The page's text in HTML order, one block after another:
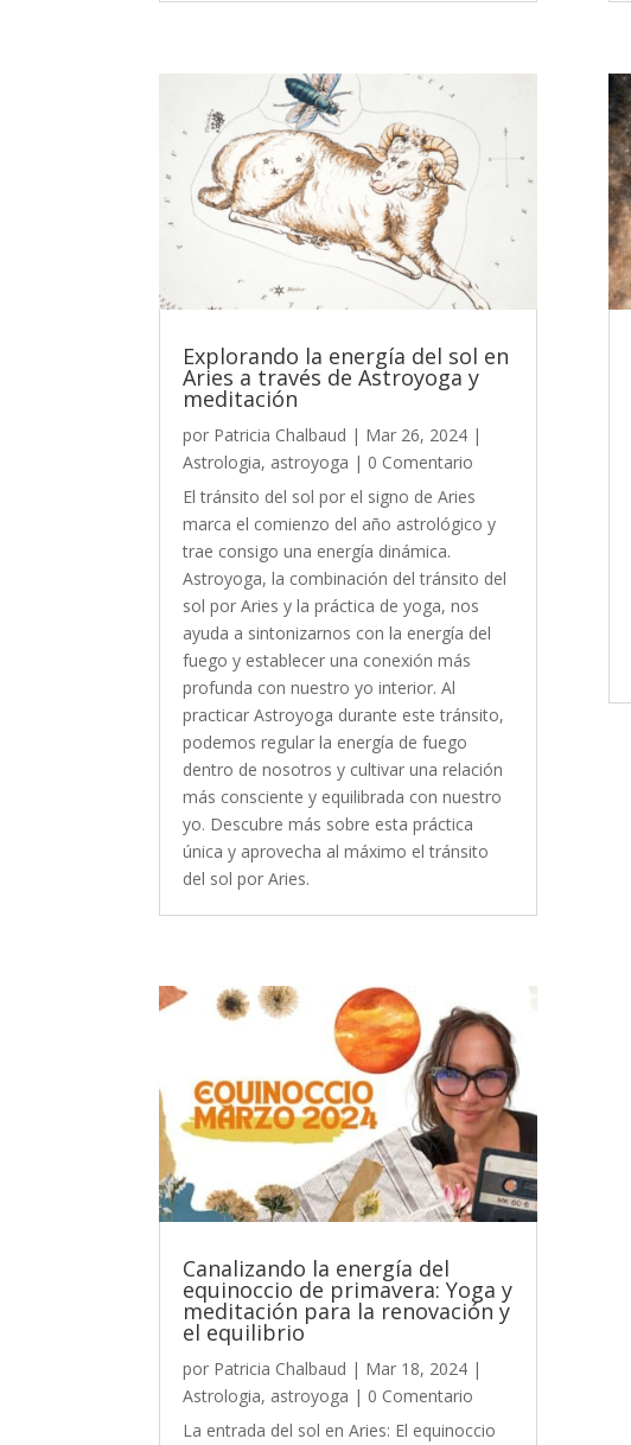
Explorando la energía del sol en
Aries a través de Astroyoga y
meditación
por Patricia Chalbaud | Mar 26, 2024 |
Astrologia, astroyoga | 0 Comentario
El tránsito del sol por el signo de Aries
marca el comienzo del año astrológico y
trae consigo una energía dinámica.
Astroyoga, la combinación del tránsito del
sol por Aries y la práctica de yoga, nos
ayuda a sintonizarnos con la energía del
fuego y establecer una conexión más
profunda con nuestro yo interior. Al
practicar Astroyoga durante este tránsito,
podemos regular la energía de fuego
dentro de nosotros y cultivar una relación
más consciente y equilibrada con nuestro
yo. Descubre más sobre esta práctica
única y aprovecha al máximo el tránsito
del sol por Aries.
Canalizando la energía del
equinoccio de primavera: Yoga y
meditación para la renovación y
el equilibrio
por Patricia Chalbaud | Mar 18, 2024 |
Astrologia, astroyoga | 0 Comentario
La entrada del sol en Aries: El equinoccio